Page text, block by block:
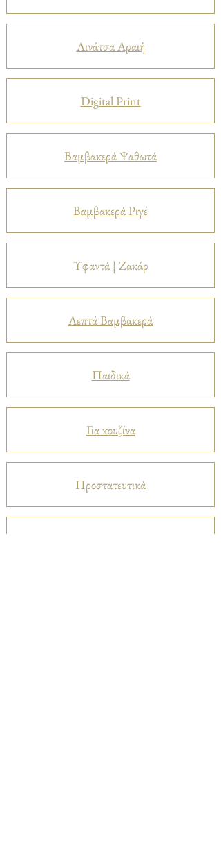
Λινάτσα Αραιή
Digital Print
Βαμβακερά Ψαθωτά
Βαμβακερά Ριγέ
Υφαντά | Ζακάρ
Λεπτά Βαμβακερά
Παιδικά
Για κουζίνα
Προστατευτικά